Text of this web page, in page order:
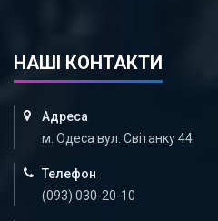
НАШІ КОНТАКТИ
Адреса
м. Одеса вул. Світанку 44
Телефон
(093) 030-20-10